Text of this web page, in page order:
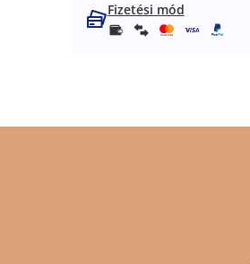
Fizetési mód